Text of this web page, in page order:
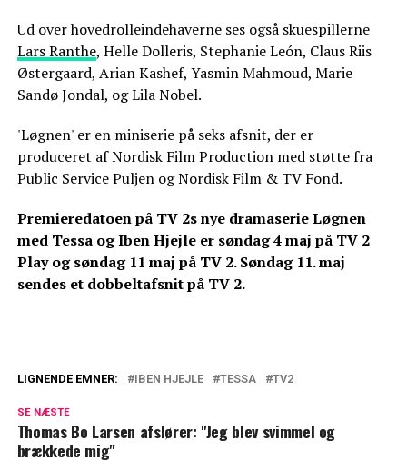
Ud over hovedrolleindehaverne ses også skuespillerne
Lars Ranthe, Helle Dolleris, Stephanie León, Claus Riis
Østergaard, Arian Kashef, Yasmin Mahmoud, Marie
Sandø Jondal, og Lila Nobel.
'Løgnen' er en miniserie på seks afsnit, der er
produceret af Nordisk Film Production med støtte fra
Public Service Puljen og Nordisk Film & TV Fond.
Premieredatoen på TV 2s nye dramaserie Løgnen
med Tessa og Iben Hjejle er søndag 4 maj på TV 2
Play og søndag 11 maj på TV 2. Søndag 11. maj
sendes et dobbeltafsnit på TV 2.
Kommer snart på TV 2
Thomas Blachman om danske kendisser:
LIGNENDE EMNER: IBEN HJEJLE TESSA TV2
SE NÆSTE
Thomas Bo Larsen afslører: "Jeg blev svimmel og
brækkede mig"